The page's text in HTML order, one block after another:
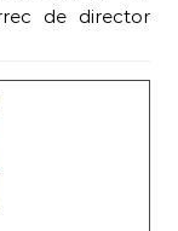
de director